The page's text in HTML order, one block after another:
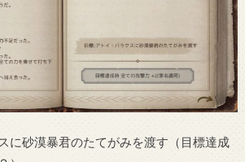
に砂漠暴君のたてがみを渡す（目標達成